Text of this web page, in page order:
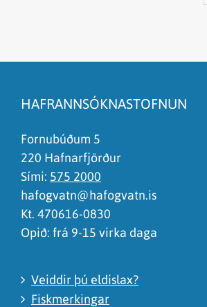
Það er of mikið efni á síðunni
Ég skil ekki efnið, finnst það of flókið
HAFRANNSÓKNASTOFNUN
Fornubúðum 5
220 Hafnarfjörður
Sími: 575 2000
hafogvatn@hafogvatn.is
Kt. 470616-0830
Opið: frá 9-15 virka daga
Veiddir þú eldislax?
Fiskmerkingar